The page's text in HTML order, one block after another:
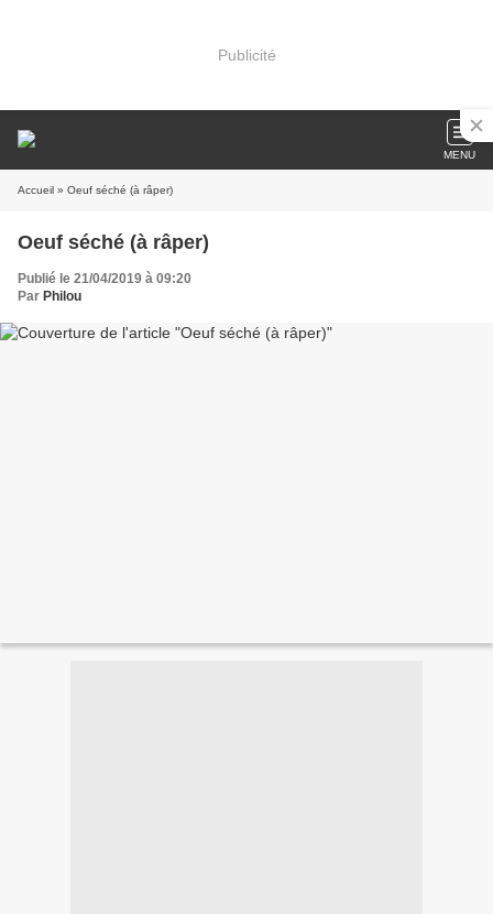
Publicité
MENU
Accueil » Oeuf séché (à râper)
Oeuf séché (à râper)
Publié le 21/04/2019 à 09:20
Par Philou